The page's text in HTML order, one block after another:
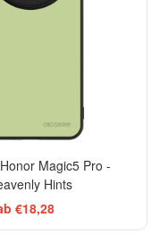
Magic5 Pro -
Hints
€18,28